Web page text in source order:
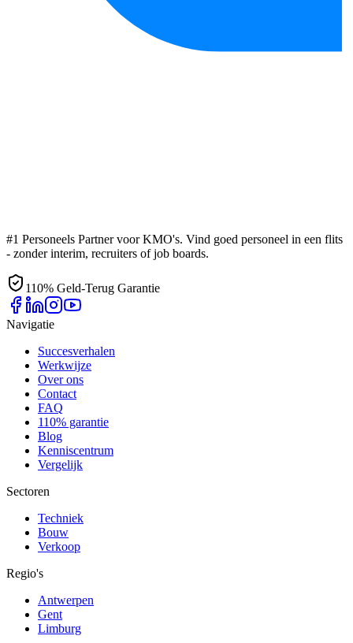
#1 Personeels Partner voor KMO's. Vind goed personeel in een flits
- zonder interim, recruiters of job boards.
110% Geld-Terug Garantie
Navigatie
Succesverhalen
Werkwijze
Over ons
Contact
FAQ
110% garantie
Blog
Kenniscentrum
Vergelijk
Sectoren
Techniek
Bouw
Verkoop
Regio's
Antwerpen
Gent
Limburg